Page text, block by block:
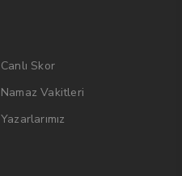
Canlı Skor
Namaz Vakitleri
Yazarlarımız